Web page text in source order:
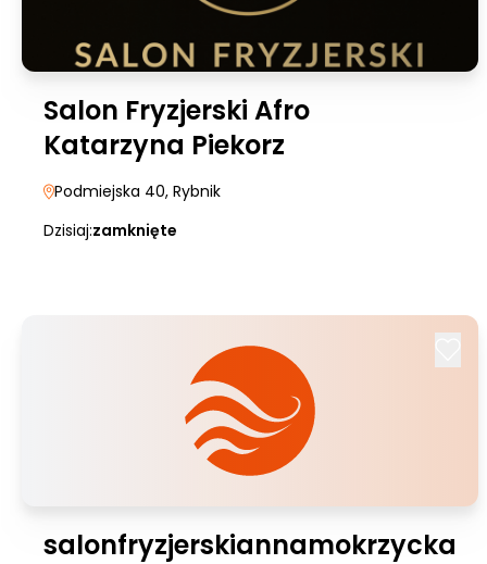
Salon Fryzjerski Afro
Katarzyna Piekorz
Podmiejska 40, Rybnik
Dzisiaj:zamknięte
salonfryzjerskiannamokrzycka